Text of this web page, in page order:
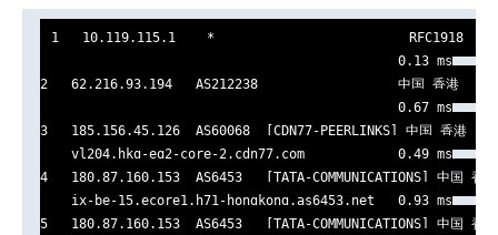
1   10.119.115.1    *
                                              0.13 ms
2   62.216.93.194   AS212238                  中国 香港
                                              0.67 ms
3   185.156.45.126  AS60068  [CDN77-PEERLINKS] 中国 香港
    vl204.hkg-eq2-core-2.cdn77.com            0.49 ms
4   180.87.160.153  AS6453   [TATA-COMMUNICATIONS] 中国
    ix-be-15.ecore1.h71-hongkong.as6453.net   0.93 ms
5   180.87.160.153  AS6453   [TATA-COMMUNICATIONS] 中国